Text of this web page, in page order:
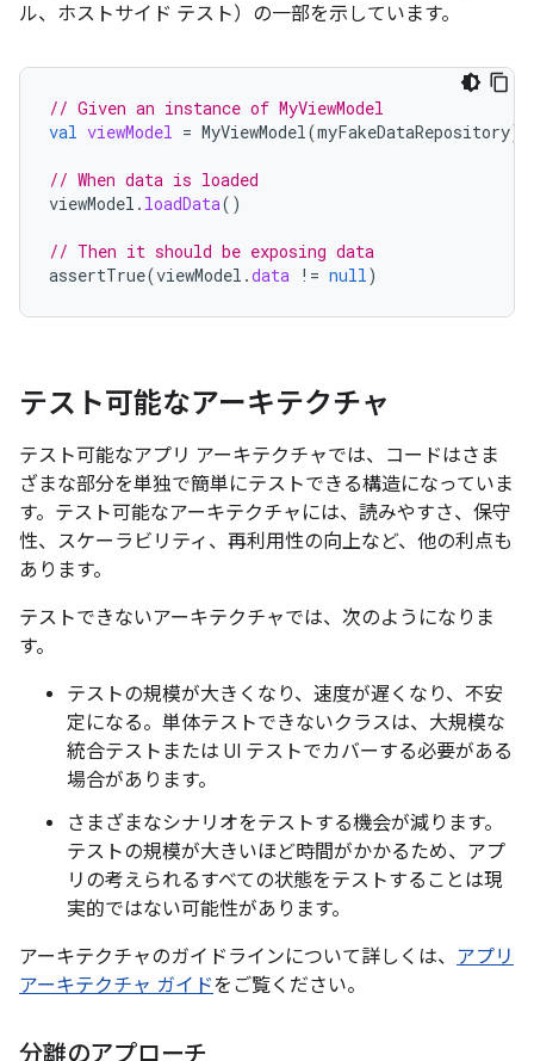
ル、ホストサイド テスト）の一部を示しています。
// Given an instance of MyViewModel
val viewModel = MyViewModel (myFakeDataRepository)
// When data is loaded
viewModel . loadData()
// Then it should be exposing data
assertTrue(viewModel .data != null )
テスト可能なアーキテクチャ
テスト可能なアプリ アーキテクチャでは、コードはさま
ざまな部分を単独で簡単にテストできる構造になっていま
す。テスト可能なアーキテクチャには、読みやすさ、保守
性、スケーラビリティ、再利用性の向上など、他の利点も
あります。
テストできないアーキテクチャでは、次のようになりま
す。
テストの規模が大きくなり、速度が遅くなり、不安
定になる。単体テストできないクラスは、大規模な
統合テストまたは UI テストでカバーする必要がある
場合があります。
さまざまなシナリオをテストする機会が減ります。
テストの規模が大きいほど時間がかかるため、アプ
リの考えられるすべての状態をテストすることは現
実的ではない可能性があります。
アーキテクチャのガイドラインについて詳しくは、 アプリ
アーキテクチャ ガイドをご覧ください。
分離のアプローチ